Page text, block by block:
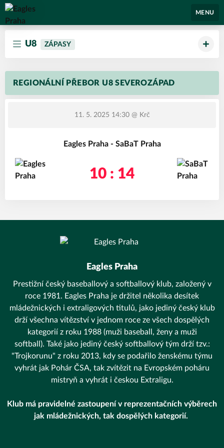
Eagles Praha
MENU
U8 ZÁPASY
REGIONÁLNÍ PŘEBOR U8 SEVEROZÁPAD
11. 5. 2025 14:30@ Krč
Eagles Praha - SaBaT Praha
10 : 14
Eagles Praha
Prestižní český baseballový a softballový klub, založený v
roce 1981. Eagles Praha je držitel několika desítek
mládežnických i extraligových titulů, jako jediný český klub
drží všechna vítězství v jednom roce ze všech dospělých
kategorií z roku 1988 (muži baseball, ženy a muži
softball). Také jako jediný český softballový tým drží tzv.:
"Trojkorunu" z roku 2013, kdy se podařilo ženskému týmu
vyhrát jak Pohár ČSA, tak zvítězit na Evropském poháru
mistryň a vyhrát i českou Extraligu.
Klub má pravidelné zastoupení v reprezentačních výběrech
jak mládežnických, tak dospělých kategorií.